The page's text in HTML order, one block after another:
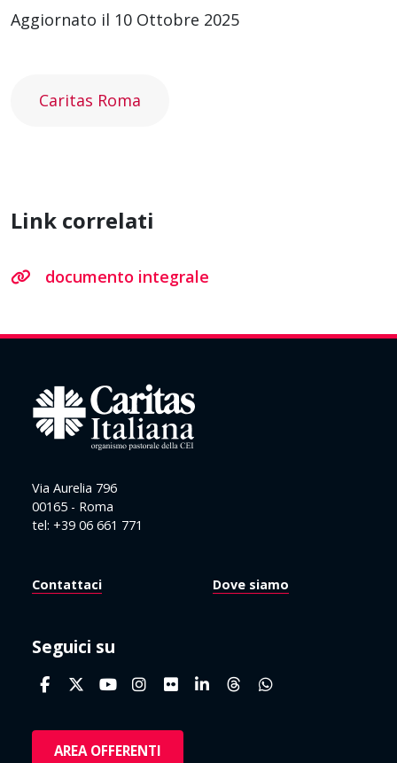
Aggiornato il 10 Ottobre 2025
Caritas Roma
Link correlati
documento integrale
Via Aurelia 796
00165 - Roma
tel: +39 06 661 771
Contattaci Dove siamo
Seguici su
AREA OFFERENTI